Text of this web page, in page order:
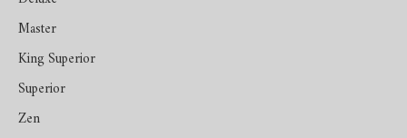
Master
King Superior
Superior
Zen